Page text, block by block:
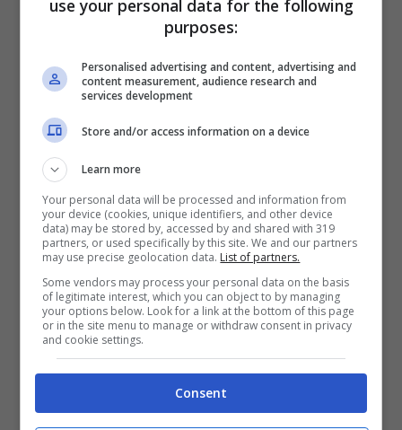
use your personal data for the following
purposes:
Personalised advertising and content, advertising and
content measurement, audience research and
services development
Store and/or access information on a device
Learn more
Your personal data will be processed and information from
your device (cookies, unique identifiers, and other device
data) may be stored by, accessed by and shared with 319
partners, or used specifically by this site. We and our partners
may use precise geolocation data. List of partners.
Some vendors may process your personal data on the basis
of legitimate interest, which you can object to by managing
your options below. Look for a link at the bottom of this page
or in the site menu to manage or withdraw consent in privacy
and cookie settings.
Consent